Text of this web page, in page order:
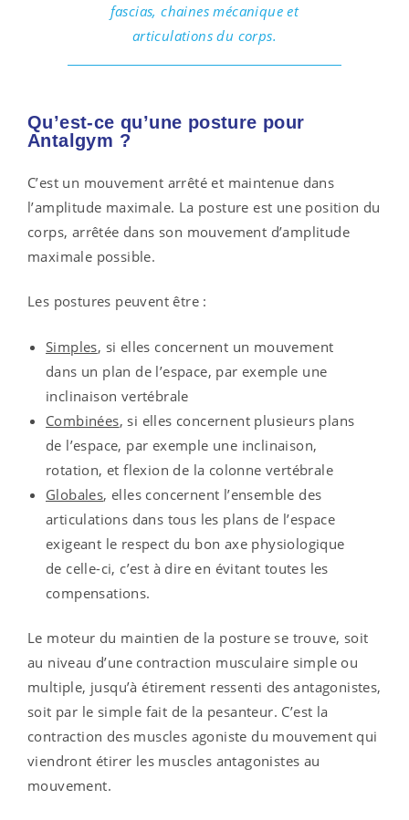
fascias, chaines mécanique et
articulations du corps.
Qu’est-ce qu’une posture pour
Antalgym ?
C’est un mouvement arrêté et maintenue dans
l’amplitude maximale. La posture est une position du
corps, arrêtée dans son mouvement d’amplitude
maximale possible.
Les postures peuvent être :
Simples, si elles concernent un mouvement
dans un plan de l’espace, par exemple une
inclinaison vertébrale
Combinées, si elles concernent plusieurs plans
de l’espace, par exemple une inclinaison,
rotation, et flexion de la colonne vertébrale
Globales, elles concernent l’ensemble des
articulations dans tous les plans de l’espace
exigeant le respect du bon axe physiologique
de celle-ci, c’est à dire en évitant toutes les
compensations.
Le moteur du maintien de la posture se trouve, soit
au niveau d’une contraction musculaire simple ou
multiple, jusqu’à étirement ressenti des antagonistes,
soit par le simple fait de la pesanteur. C’est la
contraction des muscles agoniste du mouvement qui
viendront étirer les muscles antagonistes au
mouvement.